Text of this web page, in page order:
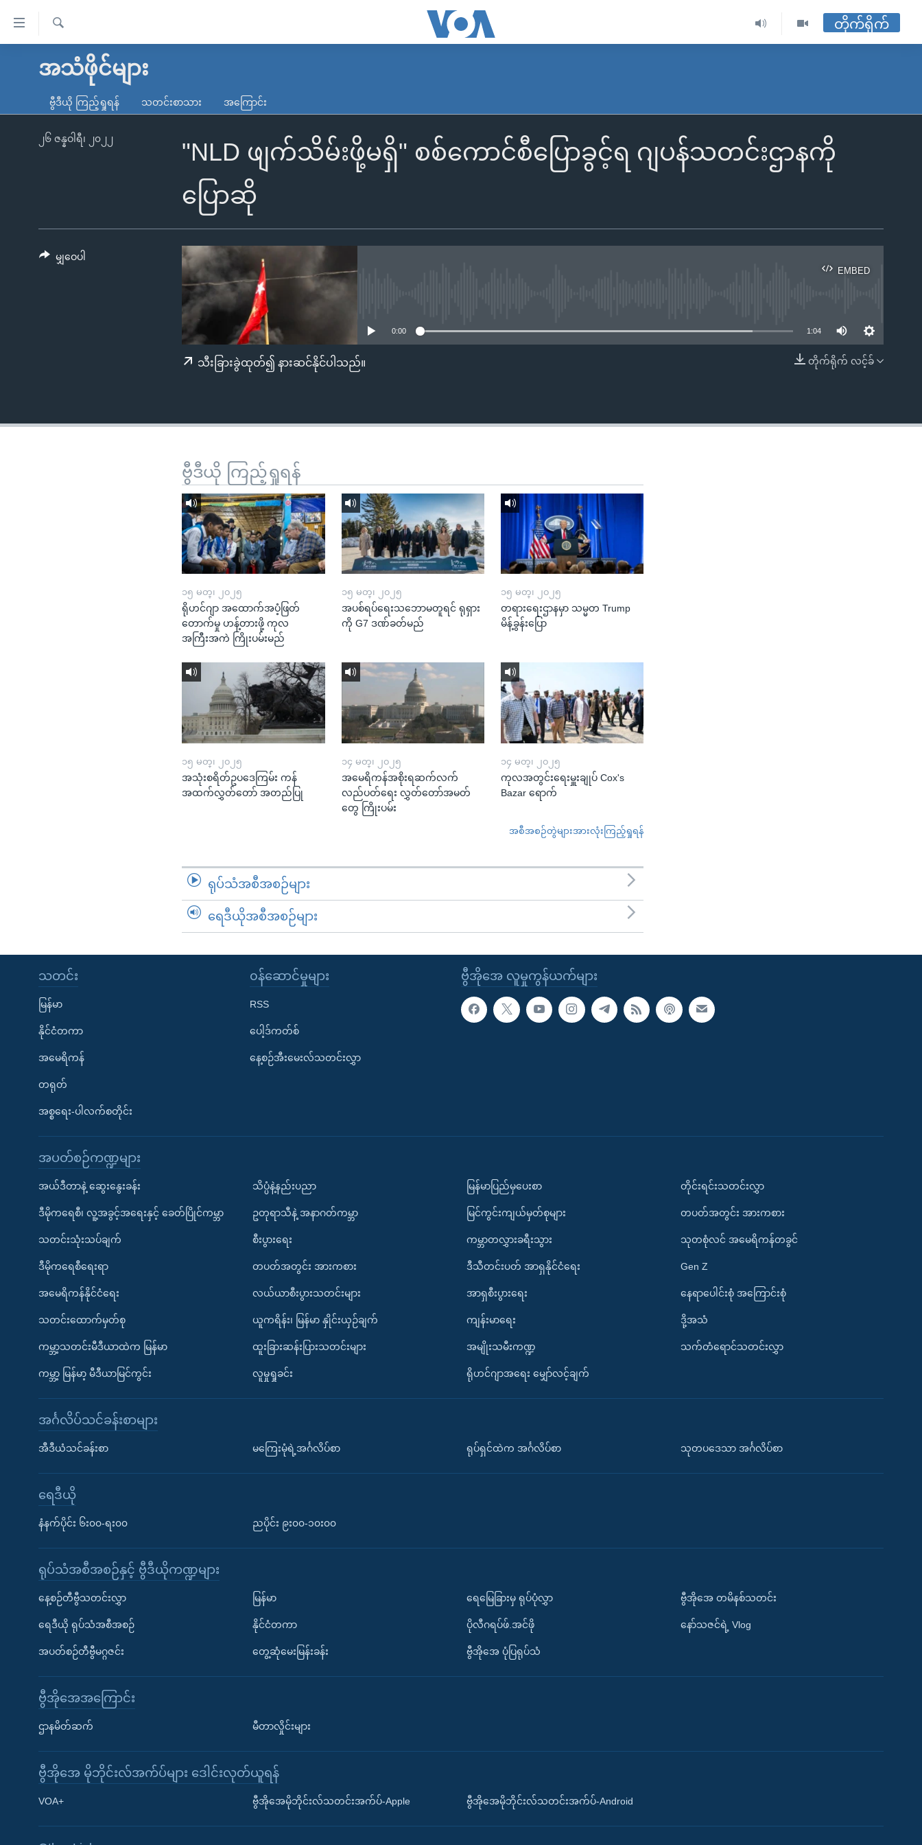
လွယ်ကူ
သည့်
ရန်
မူလစာမျက်နှာ
ကမ္ဘာ့သတင်းများ
နိုင်ငံတကာ
မကြေးမုံရဲ့ အင်္ဂလိပ်စာ
ရေဒီယို
ရေဒီယိုနှင့်ရုပ်သံ အချက်အလက်များ
Learning English
ရ
တိုက်ရိုက်
အသံဖိုင်များ
ဗွီဒီယို ကြည့်ရှုရန် သတင်းစာသား အကြောင်း
"NLD ဖျက်သိမ်းဖို့မရှိ" စစ်ကောင်စီပြောခွင့်ရ ဂျပန်သတင်းဌာနကို
ပြောဆို
၂၆ ဇန္နဝါရီ၊ ၂၀၂၂
EMBED
EMBED
0:00 1:04
တိုက်ရိုက် လင့်ခ်
သီးခြားခွဲထုတ်၍ နားဆင်နိုင်ပါသည်။
မျှဝေပါ
ဗွီဒီယို ကြည့်ရှုရန်
၁၅ မတ္၊ ၂၀၂၅
ရိုဟင်ဂျာ အထောက်အပံ့ဖြတ်
တောက်မှု ဟန့်တားဖို့ ကုလ
အကြီးအကဲ ကြိုးပမ်းမည်
၁၅ မတ္၊ ၂၀၂၅
အပစ်ရပ်ရေးသဘောမတူရင် ရုရှား
ကို G7 ဒဏ်ခတ်မည်
၁၅ မတ္၊ ၂၀၂၅
တရားရေးဌာနမှာ သမ္မတ Trump
မိန့်ခွန်းပြော
၁၅ မတ္၊ ၂၀၂၅
အသုံးစရိတ်ဥပဒေကြမ်း ကန်
အထက်လွှတ်တော် အတည်ပြု
၁၄ မတ္၊ ၂၀၂၅
အမေရိကန်အစိုးရဆက်လက်
လည်ပတ်ရေး လွှတ်တော်အမတ်
တွေ ကြိုးပမ်း
၁၄ မတ္၊ ၂၀၂၅
ကုလအတွင်းရေးမှူးချုပ် Cox's
Bazar ရောက်
အစီအစဉ်တွဲများအားလုံးကြည့်ရှုရန်
ရုပ်သံအစီအစဉ်များ
ရေဒီယိုအစီအစဉ်များ
ဗွီအိုအေ လူမှုကွန်ယက်များ
သတင်း
မြန်မာ
နိုင်ငံတကာ
အမေရိကန်
တရုတ်
အစ္စရေး-ပါလက်စတိုင်း
၀န်ဆောင်မှုများ
RSS
ပေါ့ဒ်ကတ်စ်
နေ့စဉ်အီးမေးလ်သတင်းလွှာ
အပတ်စဉ်ကဏ္ဍများ
အယ်ဒီတာနဲ့ ဆွေးနွေးခန်း
ဒီမိုကရေစီ၊ လူ့အခွင့်အရေးနှင့် ခေတ်ပြိုင်ကမ္ဘာ
သတင်းသုံးသပ်ချက်
ဒီမိုကရေစီရေးရာ
အမေရိကန်နိုင်ငံရေး
သတင်းထောက်မှတ်စု
ကမ္ဘာ့သတင်းမီဒီယာထဲက မြန်မာ
ကမ္ဘာ့ မြန်မာ့ မီဒီယာမြင်ကွင်း
သိပ္ပံနဲ့နည်းပညာ
ဥတုရာသီနဲ့ အနာဂတ်ကမ္ဘာ
စီးပွားရေး
တပတ်အတွင်း အားကစား
လယ်ယာစီးပွားသတင်းများ
ယူကရိန်း၊ မြန်မာ နှိုင်းယှဉ်ချက်
ထူးခြားဆန်းပြားသတင်းများ
လူမှုရှုခင်း
မြန်မာပြည်မှပေးစာ
မြင်ကွင်းကျယ်မှတ်စုများ
ကမ္ဘာတလွှားခရီးသွား
ဒီသီတင်းပတ် အာရှနိုင်ငံရေး
အာရှစီးပွားရေး
ကျန်းမာရေး
အမျိုးသမီးကဏ္ဍ
ရိုဟင်ဂျာအရေး မျှော်လင့်ချက်
တိုင်းရင်းသတင်းလွှာ
တပတ်အတွင်း အားကစား
သုတစုံလင် အမေရိကန်တခွင်
Gen Z
နေရာပေါင်းစုံ အကြောင်းစုံ
ဒို့အသံ
သက်တံရောင်သတင်းလွှာ
အင်္ဂလိပ်သင်ခန်းစာများ
အီဒီယံသင်ခန်းစာ မကြေးမုံရဲ့အင်္ဂလိပ်စာ ရုပ်ရှင်ထဲက အင်္ဂလိပ်စာ သုတပဒေသာ အင်္ဂလိပ်စာ
ရေဒီယို
နံနက်ပိုင်း ၆း၀၀-ရး၀၀ ညပိုင်း ၉း၀၀-၁၀း၀၀
ရုပ်သံအစီအစဉ်နှင့် ဗွီဒီယိုကဏ္ဍများ
နေ့စဉ်တီဗွီသတင်းလွှာ
ရေဒီယို ရုပ်သံအစီအစဉ်
အပတ်စဉ်တီဗွီမဂ္ဂဇင်း
မြန်မာ
နိုင်ငံတကာ
တွေ့ဆုံမေးမြန်းခန်း
ရေမြေခြားမှ ရုပ်ပုံလွှာ
ပိုလီဂရပ်ဖ်.အင်ဖို
ဗွီအိုအေ ပုံပြရုပ်သံ
ဗွီအိုအေ တမိနစ်သတင်း
နော်သဇင်ရဲ့ Vlog
ဗွီအိုအေအကြောင်း
ဌာနမိတ်ဆက် မီတာလှိုင်းများ
ဗွီအိုအေ မိုဘိုင်းလ်အက်ပ်များ ဒေါင်းလုတ်ယူရန်
VOA+ ဗွီအိုအေမိုဘိုင်းလ်သတင်းအက်ပ်-Apple ဗွီအိုအေမိုဘိုင်းလ်သတင်းအက်ပ်-Android